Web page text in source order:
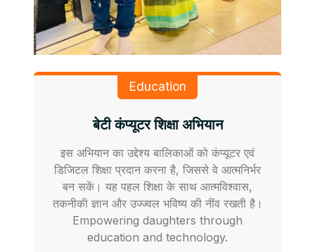
Education
बेटी कंप्यूटर शिक्षा अभियान
इस अभियान का उद्देश्य बालिकाओं को कंप्यूटर एवं
डिजिटल शिक्षा प्रदान करना है, जिससे वे आत्मनिर्भर
बन सकें। यह पहल शिक्षा के साथ आत्मविश्वास,
तकनीकी ज्ञान और उज्ज्वल भविष्य की नींव रखती है।
Empowering daughters through
education and technology.